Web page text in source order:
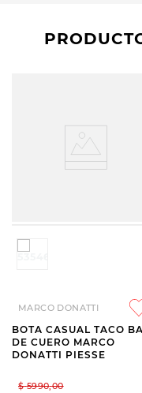
MARCO DONATTI
BOTA CASUAL TACO
DE CUERO MARCO
DONATTI PIESSE
$ 5990,00